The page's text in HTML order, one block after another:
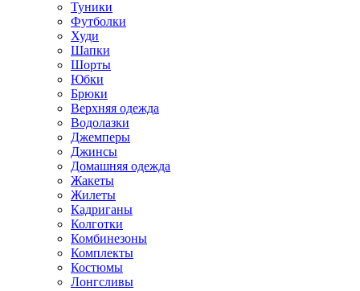
Туники
Футболки
Худи
Шапки
Шорты
Юбки
Брюки
Верхняя одежда
Водолазки
Джемперы
Джинсы
Домашняя одежда
Жакеты
Жилеты
Кадриганы
Колготки
Комбинезоны
Комплекты
Костюмы
Лонгсливы